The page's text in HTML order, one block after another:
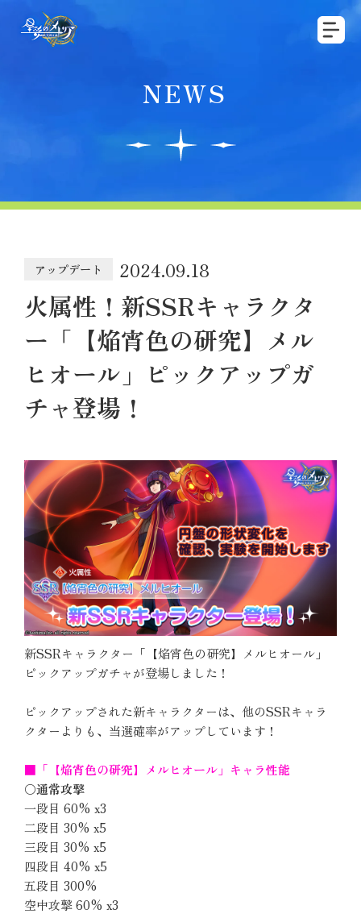
NEWS
アップデート 2024.09.18
火属性！新SSRキャラクタ
ー「【焔宵色の研究】メル
ヒオール」ピックアップガ
チャ登場！
新SSRキャラクター「【焔宵色の研究】メルヒオール」
ピックアップガチャが登場しました！
ピックアップされた新キャラクターは、他のSSRキャラ
クターよりも、当選確率がアップしています！
■「【焔宵色の研究】メルヒオール」キャラ性能
〇通常攻撃
一段目 60% x3
二段目 30% x5
三段目 30% x5
四段目 40% x5
五段目 300%
空中攻撃 60% x3